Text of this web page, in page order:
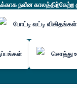
நவீன காலத்திற்கேற்ற
போட்டி வட்டி விகிதங்கள்
சொத்து